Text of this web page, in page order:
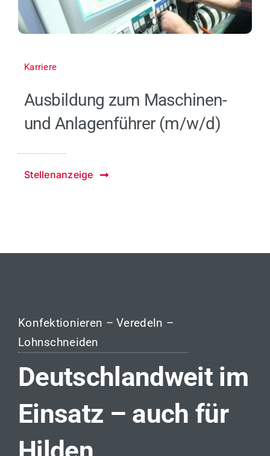
Karriere
Ausbildung zum Maschinen-
und Anlagenführer (m/w/d)
Stellenanzeige
Konfektionieren – Veredeln –
Lohnschneiden
Deutschlandweit im
Einsatz – auch für